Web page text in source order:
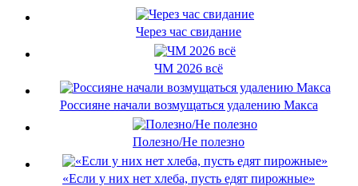
Через час свидание
ЧМ 2026 всё
Россияне начали возмущаться удалению Макса
Полезно/Не полезно
«Если у них нет хлеба, пусть едят пирожные»